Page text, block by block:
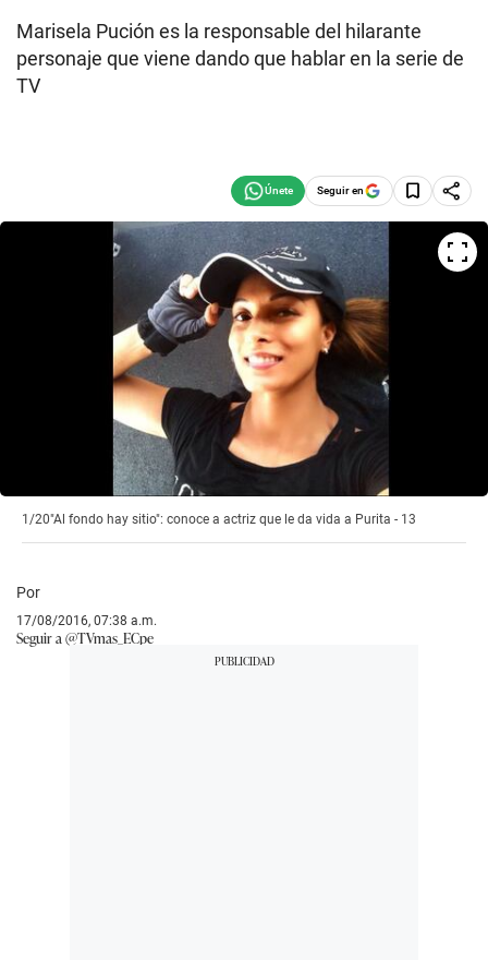
Marisela Pución es la responsable del hilarante
personaje que viene dando que hablar en la serie de
TV
Seguir en
1/20"Al fondo hay sitio": conoce a actriz que le da vida a Purita - 13
Por
17/08/2016, 07:38 a.m.
Seguir a @TVmas_ECpe